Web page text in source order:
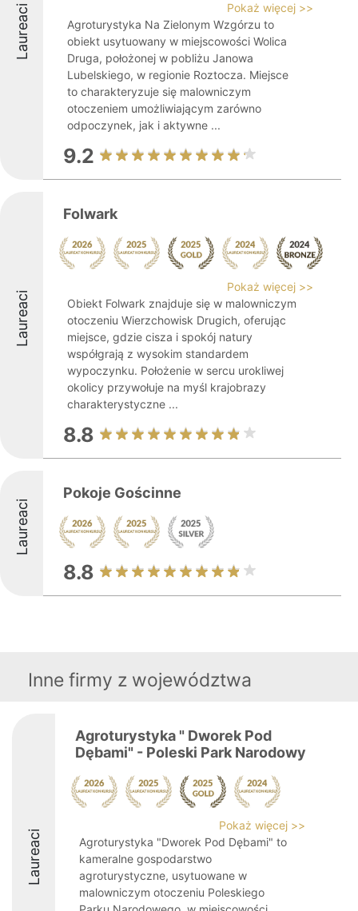
Laureaci
Pokaż więcej >>
Agroturystyka Na Zielonym Wzgórzu to
obiekt usytuowany w miejscowości Wolica
Druga, położonej w pobliżu Janowa
Lubelskiego, w regionie Roztocza. Miejsce
to charakteryzuje się malowniczym
otoczeniem umożliwiającym zarówno
odpoczynek, jak i aktywne ...
9.2
Laureaci
Folwark
Pokaż więcej >>
Obiekt Folwark znajduje się w malowniczym
otoczeniu Wierzchowisk Drugich, oferując
miejsce, gdzie cisza i spokój natury
współgrają z wysokim standardem
wypoczynku. Położenie w sercu urokliwej
okolicy przywołuje na myśl krajobrazy
charakterystyczne ...
8.8
Laureaci
Pokoje Gościnne
8.8
Inne firmy z województwa
Laureaci
Agroturystyka " Dworek Pod
Dębami" - Poleski Park Narodowy
Pokaż więcej >>
Agroturystyka "Dworek Pod Dębami" to
kameralne gospodarstwo
agroturystyczne, usytuowane w
malowniczym otoczeniu Poleskiego